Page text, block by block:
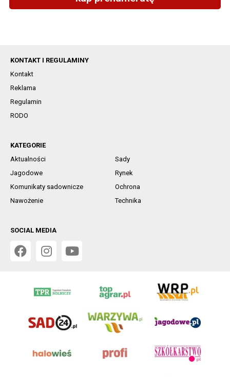
KONTAKT I REGULAMINY
Kontakt
Reklama
Regulamin
RODO
KATEGORIE
Aktualności
Sady
Jagodowe
Rynek
Komunikaty sadownicze
Ochrona
Nawożenie
Technika
SOCIAL MEDIA